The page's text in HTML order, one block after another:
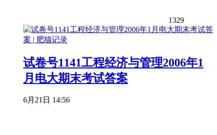
1329
试卷号1141工程经济与管理2006年1
月电大期末考试答案
6月21日 14:56